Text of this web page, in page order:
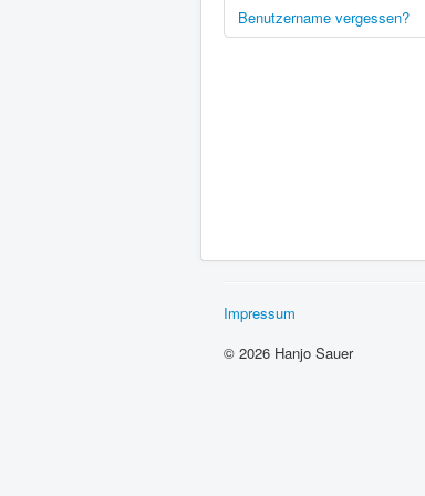
Benutzername vergessen?
Impressum
© 2026 Hanjo Sauer